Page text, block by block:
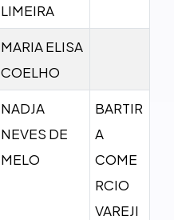
LIMEIRA
MARIA ELISA
COELHO
NADJA
NEVES DE
MELO
BARTIR
A
COME
RCIO
VAREJI